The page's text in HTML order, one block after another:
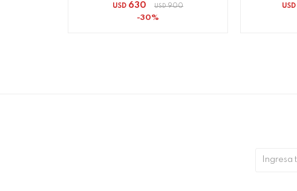
USD 630 USD 900
30
USD